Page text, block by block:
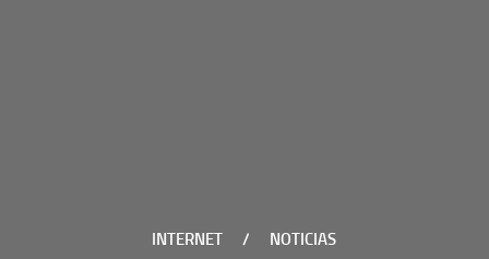
INTERNET /
NOTICIAS